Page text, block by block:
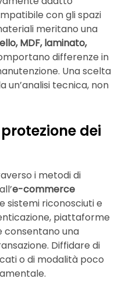
con gli spazi
meritano una
MDF, laminato,
differenze in
Una scelta
un’analisi tecnica, non
dei
i metodi di
e-commerce
sistemi riconosciuti e
piattaforme
consentano una
Diffidare di
o di modalità poco